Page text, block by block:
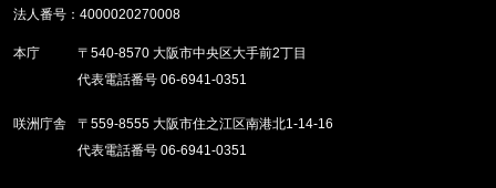
法人番号：4000020270008
本庁
〒540-8570 大阪市中央区大手前2丁目
代表電話番号 06-6941-0351
咲洲庁舎
〒559-8555 大阪市住之江区南港北1-14-16
代表電話番号 06-6941-0351